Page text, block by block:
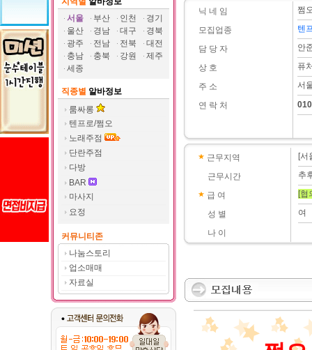
서울
부산 인천
경기
울산
경남 대구
경북
광주
전남 전북
대전
충남
충북 강원
제주
세종
직종별 알바정보
룸싸롱
텐프로/쩜오
노래주점
단란주점
다방
BAR
마사지
요정
커뮤니티존
나눔스토리
업소매매
자료실
닉 네 임
모집업종
담 당 자
상 호
주 소
연 락 처
쩜
텐
안
퓨
서
근무지역
근무시간
급 여
성 별
나 이
[서
추
[협
여